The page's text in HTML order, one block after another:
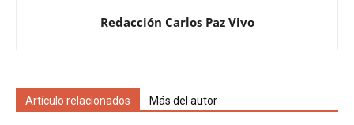
Redacción Carlos Paz Vivo
Artículo relacionados Más del autor